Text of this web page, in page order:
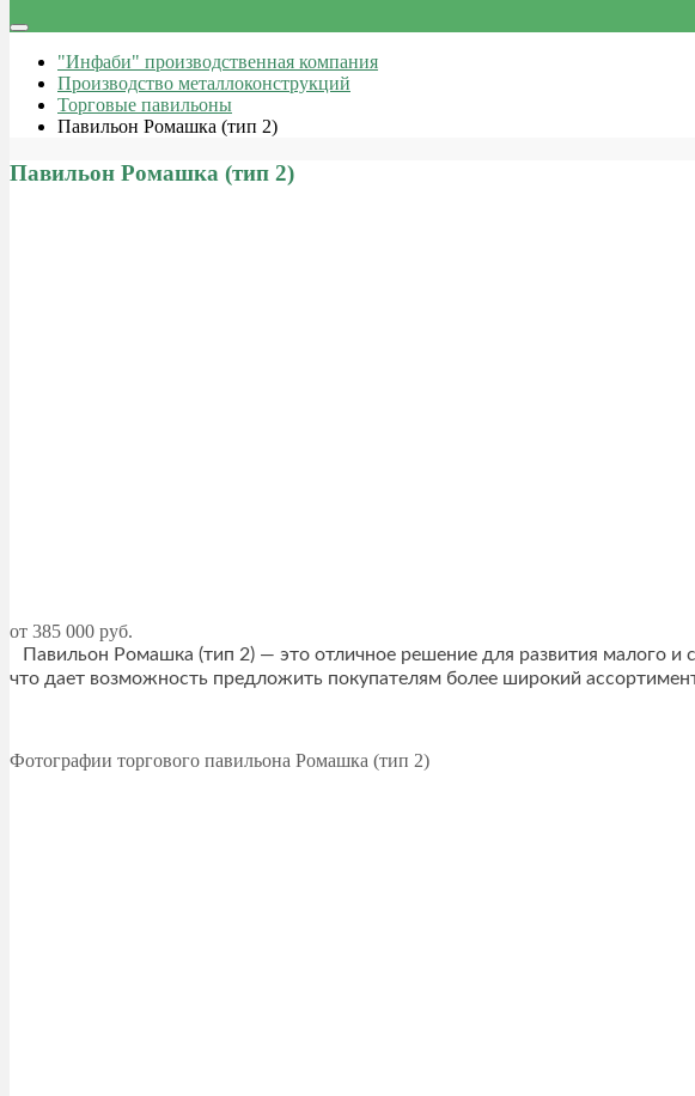
"Инфаби" производственная компания
Производство металлоконструкций
Торговые павильоны
Павильон Ромашка (тип 2)
Павильон Ромашка (тип 2)
от 385 000 руб.
Павильон Ромашка (тип 2) — это отличное решение для развития малого
что дает возможность предложить покупателям более широкий
Фотографии торгового павильона Ромашка (тип 2)